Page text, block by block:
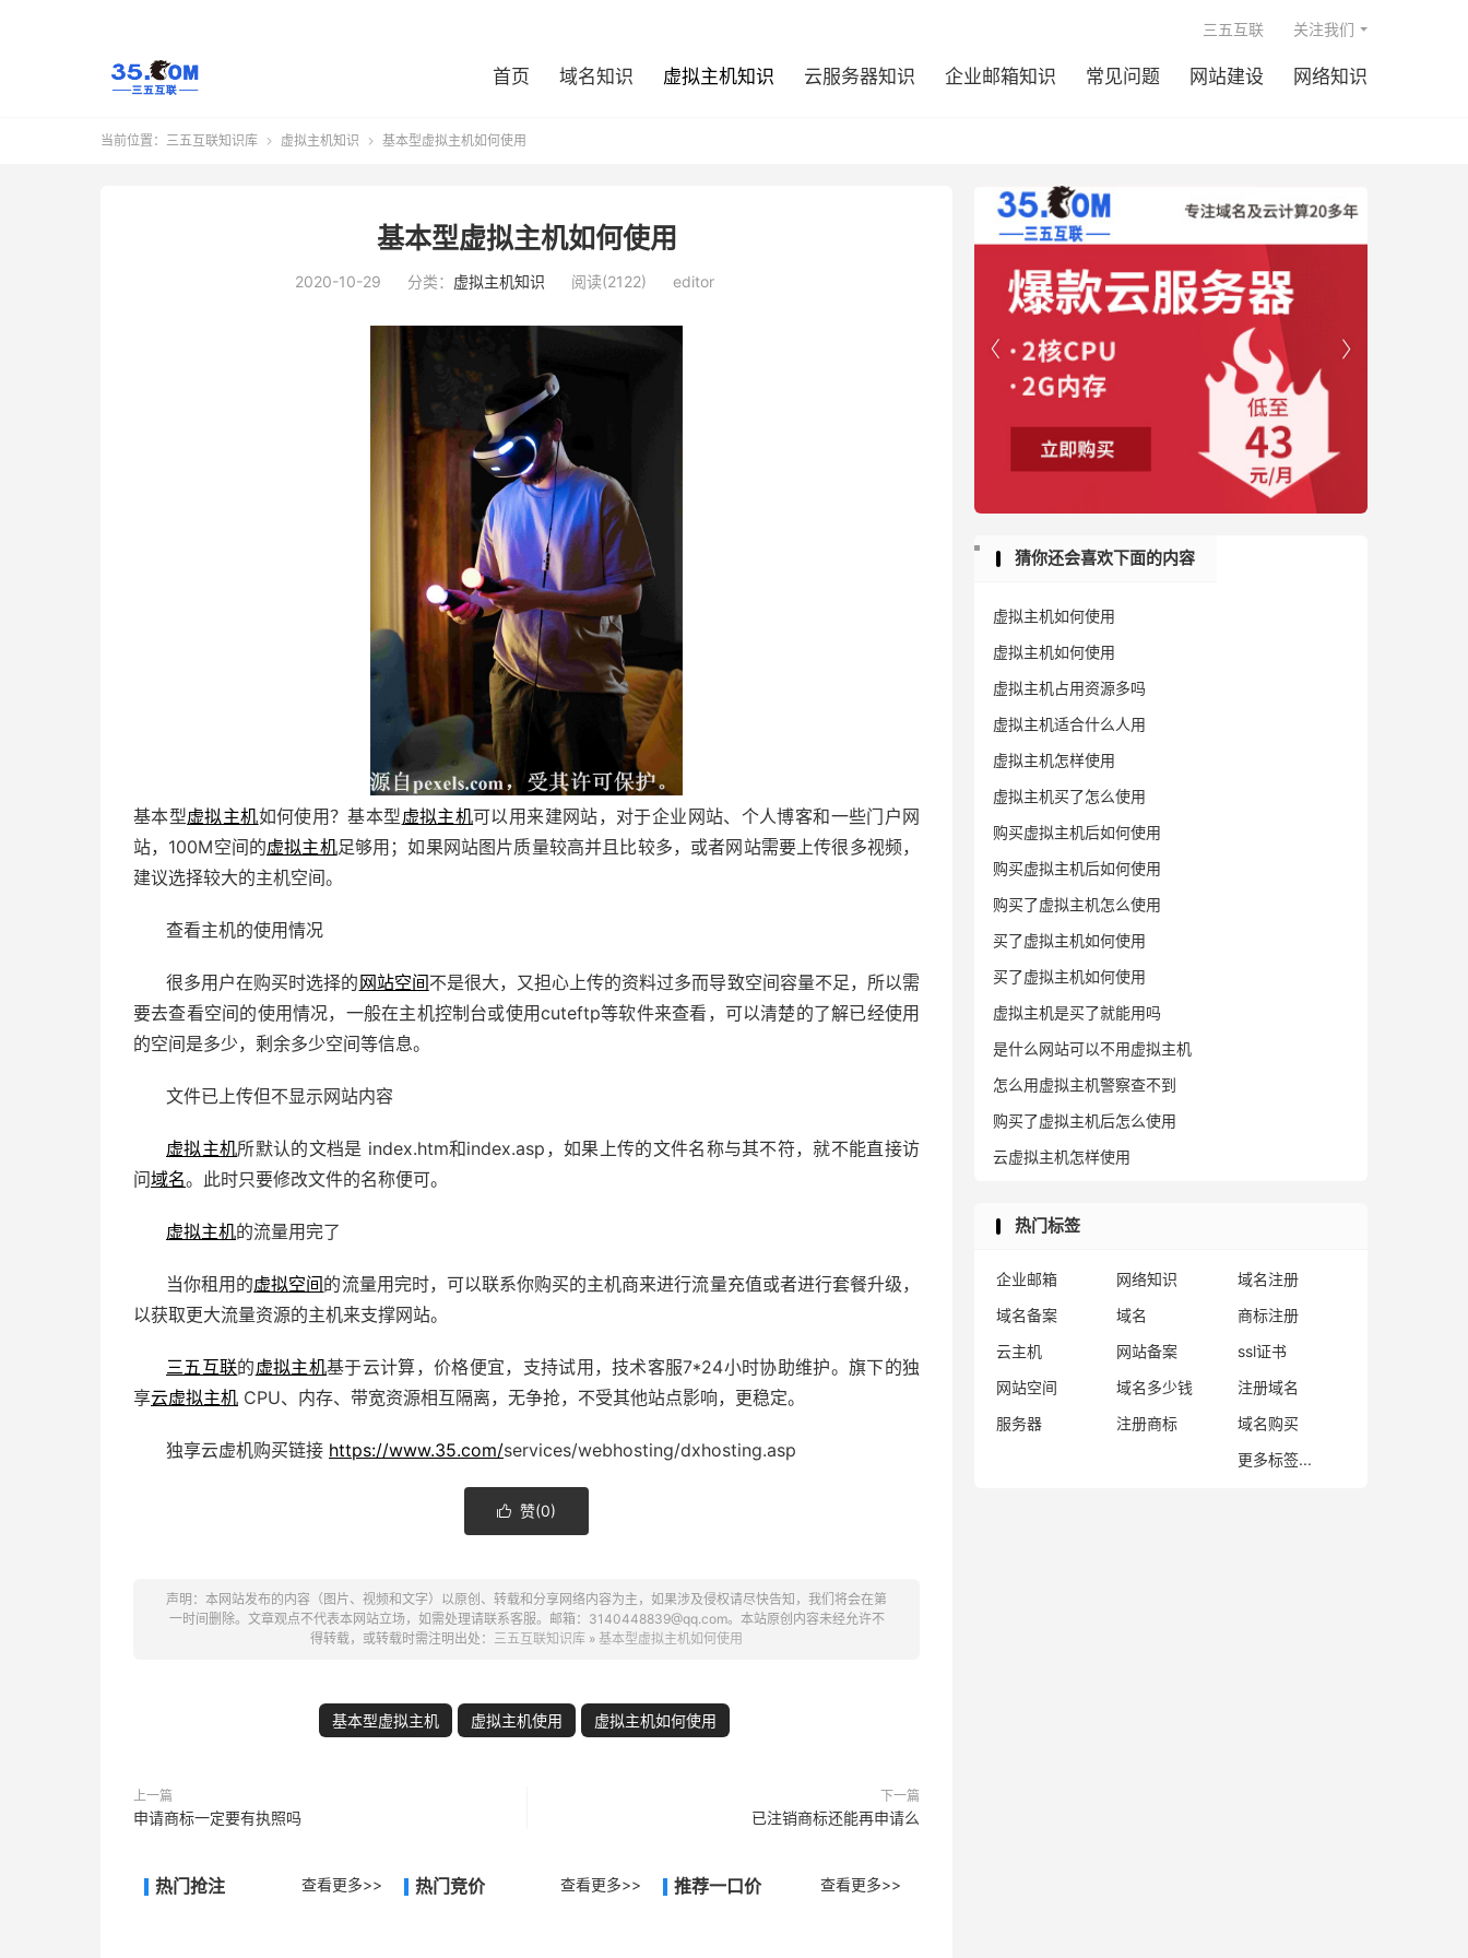
首页 域名知识 虚拟主机知识 云服务器知识 企业邮箱知识 常见问题 网站建设 网络知识
三五互联 关注我们
当前位置： 三五互联知识库  虚拟主机知识  基本型虚拟主机如何使用
基本型虚拟主机如何使用
2020-10-29 分类： 虚拟主机知识 阅读(2122) editor
基本型虚拟主机如何使用？基本型虚拟主机可以用来建网站，对于企业网站、个人博客和一些门户网
站，100M空间的虚拟主机足够用；如果网站图片质量较高并且比较多，或者网站需要上传很多视频，
建议选择较大的主机空间。
查看主机的使用情况
很多用户在购买时选择的 网站空间不是很大，又担心上传的资料过多而导致空间容量不足，所以需
要去查看空间的使用情况，一般在主机控制台或使用cuteftp等软件来查看，可以清楚的了解已经使用
的空间是多少，剩余多少空间等信息。
文件已上传但不显示网站内容
虚拟主机所默认的文档是 index.htm和index.asp，如果上传的文件名称与其不符，就不能直接访
问域名。此时只要修改文件的名称便可。
虚拟主机的流量用完了
当你租用的虚拟空间的流量用完时，可以联系你购买的主机商来进行流量充值或者进行套餐升级，
以获取更大流量资源的主机来支撑网站。
三五互联的虚拟主机基于云计算，价格便宜，支持试用，技术客服7*24小时协助维护。旗下的独
享云虚拟主机 CPU、内存、带宽资源相互隔离，无争抢，不受其他站点影响，更稳定。
独享云虚机购买链接 https://www.35.com/services/webhosting/dxhosting.asp
 赞(0)
声明：本网站发布的内容（图片、视频和文字）以原创、转载和分享网络内容为主，如果涉及侵权请尽快告知，我们将会在第
一时间删除。文章观点不代表本网站立场，如需处理请联系客服。邮箱：3140448839@qq.com。本站原创内容未经允许不
得转载，或转载时需注明出处： 三五互联知识库 » 基本型虚拟主机如何使用
基本型虚拟主机 虚拟主机使用 虚拟主机如何使用
上一篇
申请商标一定要有执照吗
下一篇
已注销商标还能再申请么
热门抢注 查看更多>> 热门竞价 查看更多>> 推荐一口价 查看更多>>


猜你还会喜欢下面的内容
虚拟主机如何使用
虚拟主机如何使用
虚拟主机占用资源多吗
虚拟主机适合什么人用
虚拟主机怎样使用
虚拟主机买了怎么使用
购买虚拟主机后如何使用
购买虚拟主机后如何使用
购买了虚拟主机怎么使用
买了虚拟主机如何使用
买了虚拟主机如何使用
虚拟主机是买了就能用吗
是什么网站可以不用虚拟主机
怎么用虚拟主机警察查不到
购买了虚拟主机后怎么使用
云虚拟主机怎样使用
热门标签
企业邮箱 网络知识
域名注册
域名备案
域名
商标注册
云主机
网站备案
ssl证书
网站空间
域名多少钱
注册域名
服务器
注册商标
域名购买
更多标签...